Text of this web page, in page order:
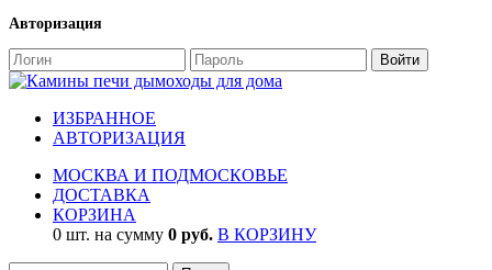
Авторизация
ИЗБРАННОЕ
АВТОРИЗАЦИЯ
МОСКВА И ПОДМОСКОВЬЕ
ДОСТАВКА
КОРЗИНА
0 шт. на сумму 0 руб. В КОРЗИНУ